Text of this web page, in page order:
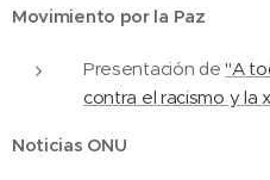
Movimiento por la Paz
Presentación de"A
contra el racismo y la
Noticias ONU